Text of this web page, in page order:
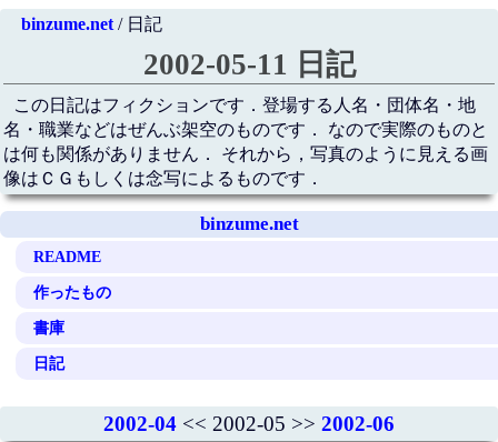
binzume.net/ 日記
2002-05-11 日記
この日記はフィクションです．登場する人名・団体名・地
名・職業などはぜんぶ架空のものです． なので実際のものと
は何も関係がありません． それから，写真のように見える画
像はＣＧもしくは念写によるものです．
binzume.net
README
作ったもの
書庫
日記
2002-04 << 2002-05 >> 2002-06